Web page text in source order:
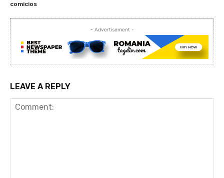
comicios
- Advertisement -
LEAVE A REPLY